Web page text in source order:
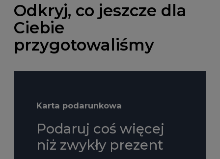
Odkryj, co jeszcze dla
Ciebie
przygotowaliśmy
Karta podarunkowa
Podaruj coś więcej
niż zwykły prezent